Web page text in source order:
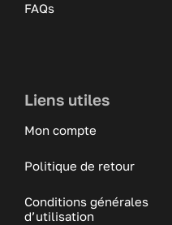
FAQs
Liens utiles
Mon compte
Politique de retour
Conditions générales
d’utilisation